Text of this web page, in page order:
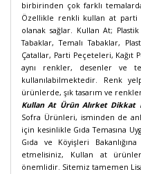
birbirinden çok farklı
Özellikle renkli kullan at parti
olanak sağlar. Kullan At;
Tabaklar, Temalı Tabaklar,
Çatallar, Parti Peçeteleri, Kağıt
aynı renkler, desenler ve
kullanılabilmektedir. Renk
ürünlerde, şık tasarım ve
Kullan At Ürün Alırket Dikkat
Sofra Ürünleri, isminden de
için kesinlikle Gıda Temasına
Gıda ve Köyişleri
etmelisiniz, Kullan at
önemlidir. Sitemiz tamemen